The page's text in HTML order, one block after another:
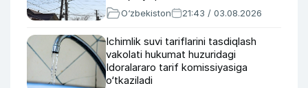
O‘zbekiston 21:43 / 03.08.2026
Ichimlik suvi tariflarini tasdiqlash
vakolati hukumat huzuridagi
Idoralararo tarif komissiyasiga
o‘tkaziladi